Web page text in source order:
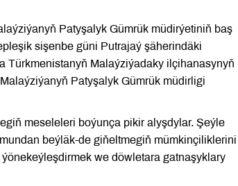
Patyşalyk Gümrük müdirýetiniň baş
sişenbe güni Putrajaý şäherindäki
Türkmenistanyň Malaýziýadaky ilçihanasynyň
Patyşalyk Gümrük müdirligi
meseleleri boýunça pikir alyşdylar. Şeýle
beýläk-de giňeltmegiň mümkinçiliklerini
we döwletara gatnaşyklary